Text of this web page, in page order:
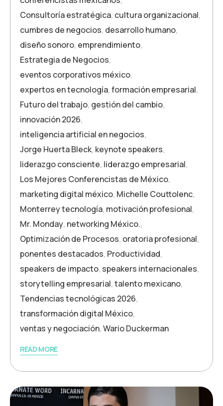
Consultoría estratégica, cultura organizacional,
cumbres de negocios, desarrollo humano,
diseño sonoro, emprendimiento,
Estrategia de Negocios,
eventos corporativos méxico,
expertos en tecnología,formación empresarial,
Futuro del trabajo, gestión del cambio,
innovación 2026,
inteligencia artificial en negocios,
Jorge Huerta Bleck, keynote speakers,
liderazgo consciente, liderazgo empresarial,
Los Mejores Conferencistas de México,
marketing digital méxico, Michelle Couttolenc,
Monterrey tecnología, motivación profesional,
Mr. Monday, networking México.,
Optimización de Procesos, oratoria profesional,
ponentes destacados, Productividad,
speakers de impacto, speakers internacionales,
storytelling empresarial,talento mexicano,
Tendencias tecnológicas 2026,
transformación digital México,
ventas y negociación,Wario Duckerman
READ MORE